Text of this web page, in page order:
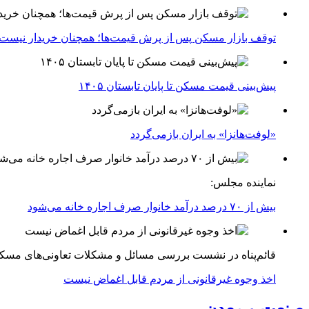
توقف بازار مسکن پس از پرش قیمت‌ها؛ همچنان خریدار
پیش‌بینی قیمت مسکن تا پایان تابستان ۱۴۰۵
«لوفت‌هانزا» به ایران بازمی‌گردد
نماینده مجلس:
بیش از ۷۰ درصد درآمد خانوار صرف اجاره خانه می‌شود
قائم‌پناه در نشست بررسی مسائل و مشکلات تعاونی‌های
اخذ وجوه غیرقانونی از مردم قابل اغماض نیست